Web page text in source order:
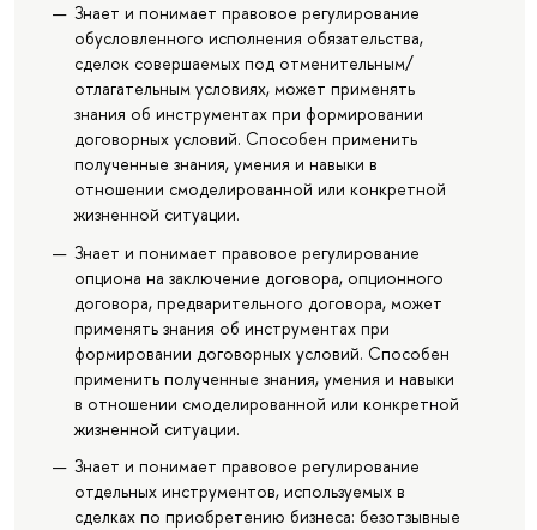
Знает и понимает правовое регулирование
обусловленного исполнения обязательства,
сделок совершаемых под отменительным/
отлагательным условиях, может применять
знания об инструментах при формировании
договорных условий. Способен применить
полученные знания, умения и навыки в
отношении смоделированной или конкретной
жизненной ситуации.
Знает и понимает правовое регулирование
опциона на заключение договора, опционного
договора, предварительного договора, может
применять знания об инструментах при
формировании договорных условий. Способен
применить полученные знания, умения и навыки
в отношении смоделированной или конкретной
жизненной ситуации.
Знает и понимает правовое регулирование
отдельных инструментов, используемых в
сделках по приобретению бизнеса: безотзывные